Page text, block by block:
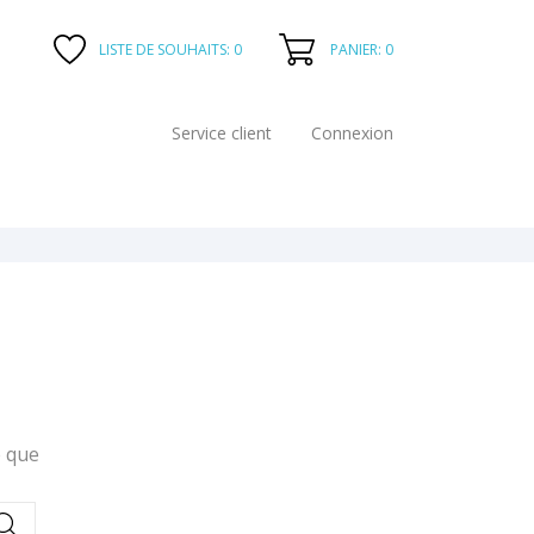
LISTE DE SOUHAITS: 0 PANIER: 0
Service client Connexion